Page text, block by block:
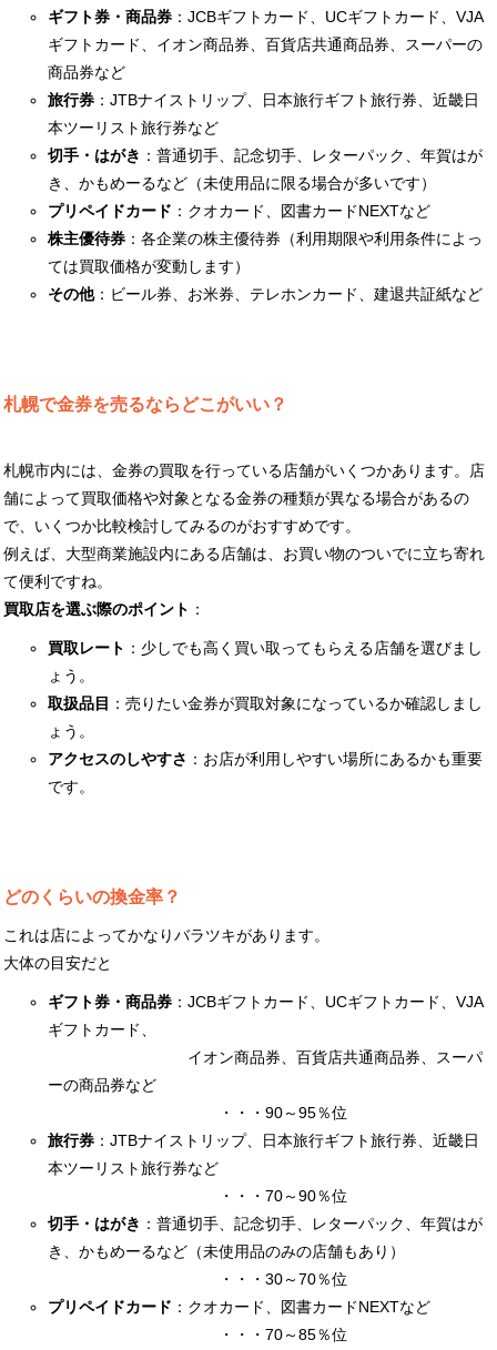
ギフト券・商品券 ：JCBギフトカード、UCギフトカード、VJA
ギフトカード、イオン商品券、百貨店共通商品券、スーパーの
商品券など
旅行券 ：JTBナイストリップ、日本旅行ギフト旅行券、近畿日
本ツーリスト旅行券など
切手・はがき ：普通切手、記念切手、レターパック、年賀はが
き、かもめーるなど（未使用品に限る場合が多いです）
プリペイドカード ：クオカード、図書カードNEXTなど
株主優待券 ：各企業の株主優待券（利用期限や利用条件によっ
ては買取価格が変動します）
その他：ビール券、お米券、テレホンカード、建退共証紙など
札幌で金券を売るならどこがいい？
札幌市内には、金券の買取を行っている店舗がいくつかあります。店
舗によって買取価格や対象となる金券の種類が異なる場合があるの
で、いくつか比較検討してみるのがおすすめです。
例えば、大型商業施設内にある店舗は、お買い物のついでに立ち寄れ
て便利ですね。
買取店を選ぶ際のポイント ：
買取レート ：少しでも高く買い取ってもらえる店舗を選びまし
ょう。
取扱品目 ：売りたい金券が買取対象になっているか確認しまし
ょう。
アクセスのしやすさ ：お店が利用しやすい場所にあるかも重要
です。
どのくらいの換金率？
これは店によってかなりバラツキがあります。
大体の目安だと
ギフト券・商品券 ：JCBギフトカード、UCギフトカード、VJA
ギフトカード、
イオン商品券、百貨店共通商品券、スーパ
ーの商品券など
・・・90～95％位
旅行券 ：JTBナイストリップ、日本旅行ギフト旅行券、近畿日
本ツーリスト旅行券など
・・・70～90％位
切手・はがき ：普通切手、記念切手、レターパック、年賀はが
き、かもめーるなど（未使用品のみの店舗もあり）
・・・30～70％位
プリペイドカード ：クオカード、図書カードNEXTなど
・・・70～85％位